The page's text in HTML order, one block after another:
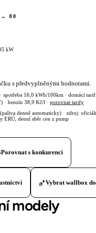
→ 80
kW
s předvyplněnými hodnotami.
spotřeba 16,0 kWh/100km · domácí tarif
· benzín 38,9 Kč/l · porovnat tarify
denně automaticky) · zdroj:
ERÚ, denní sběr cen z pump
Porovnat s konkurencí
Vybrat wallbox
modely